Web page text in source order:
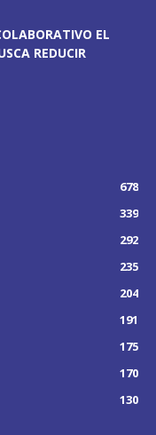
EL
REDUCIR
678
339
292
235
204
191
175
170
130